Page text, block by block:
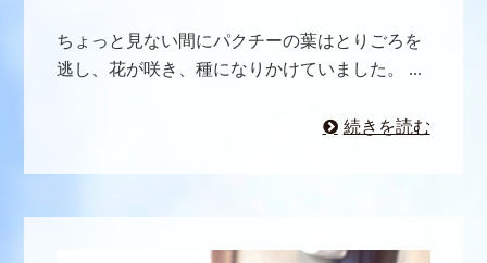
ちょっと見ない間にパクチーの葉はとりごろを
逃し、花が咲き、種になりかけていました。 ...
続きを読む